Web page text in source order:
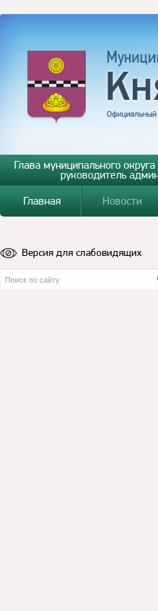
Глава муниципального
руководитель
Главная
Новости
Версия для слабовидящих